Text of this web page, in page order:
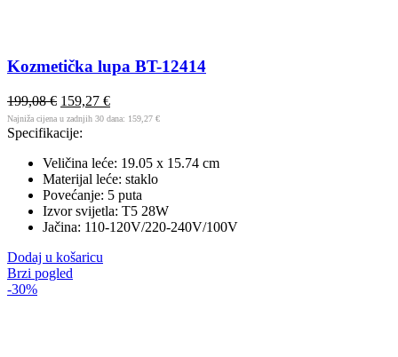
Kozmetička lupa BT-12414
199,08€ 159,27 €
Najniža cijena u zadnjih 30 dana: 159,27 €
Specifikacije:
Veličina leće: 19.05 x 15.74 cm
Materijal leće: staklo
Povećanje: 5 puta
Izvor svijetla: T5 28W
Jačina: 110-120V/220-240V/100V
Dodaj u košaricu
Brzi pogled
-30%